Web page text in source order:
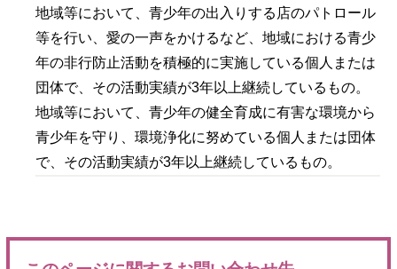
地域等において、青少年の出入りする店のパトロール
等を行い、愛の一声をかけるなど、地域における青少
年の非行防止活動を積極的に実施している個人または
団体で、その活動実績が3年以上継続しているもの。
地域等において、青少年の健全育成に有害な環境から
青少年を守り、環境浄化に努めている個人または団体
で、その活動実績が3年以上継続しているもの。